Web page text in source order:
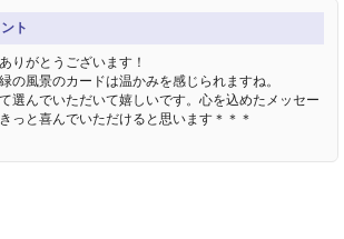
ト
りがとうございます！
の風景のカードは温かみを感じられますね。
選んでいただいて嬉しいです。心を込めたメッセー
っと喜んでいただけると思います＊＊＊